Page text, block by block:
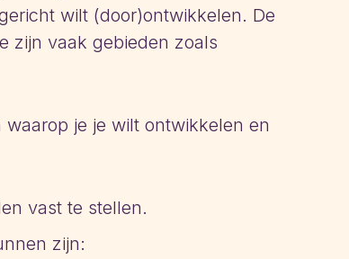
wilt (door)ontwikkelen. De
zijn vaak gebieden zoals
je je wilt ontwikkelen en
vast te stellen.
zijn: